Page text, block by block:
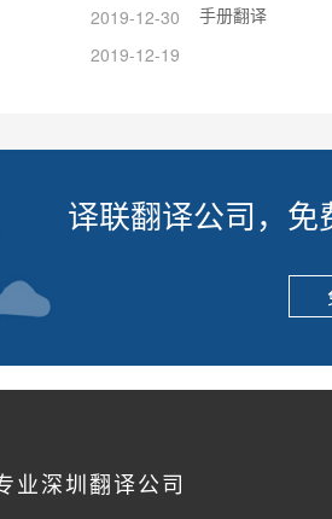
2019-12-30 手册翻译
2019-12-19
译联翻译公司，
业深圳翻译公司